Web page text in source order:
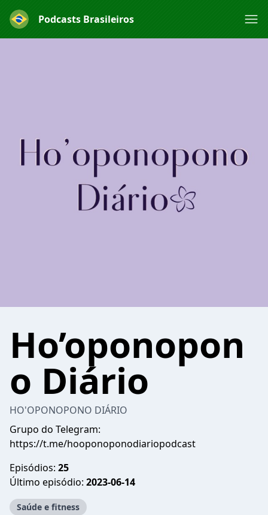
Podcasts Brasileiros
Ho’oponopon
o Diário
HO'OPONOPONO DIÁRIO
Grupo do Telegram:
https://t.me/hooponoponodiariopodcast
Episódios: 25
Último episódio: 2023-06-14
Saúde e fitness